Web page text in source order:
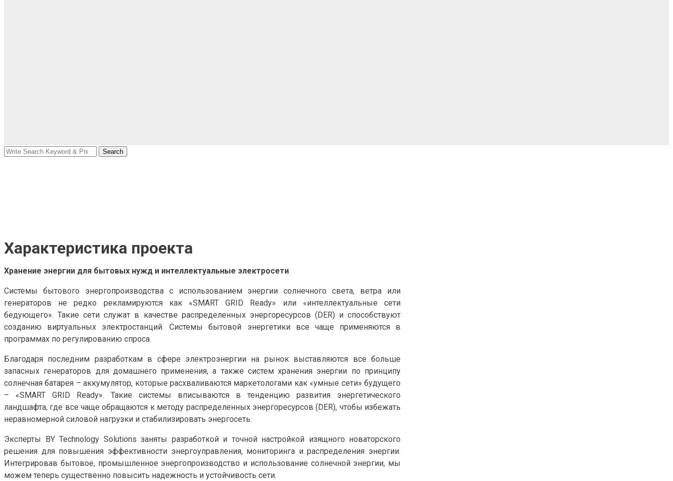
Search
Search
Характеристика проекта
Хранение энергии для бытовых нужд и интеллектуальные электросети
Системы бытового энергопроизводства с использованием энергии солнечного света, ветра или
генераторов не редко рекламируются как «SMART GRID Ready» или «интеллектуальные сети
бедующего». Такие сети служат в качестве распределенных энергоресурсов (DER) и способствуют
созданию виртуальных электростанций. Системы бытовой энергетики все чаще применяются в
программах по регулированию спроса.
Благодаря последним разработкам в сфере электроэнергии на рынок выставляются все больше
запасных генераторов для домашнего применения, а также систем хранения энергии по принципу
солнечная батарея – аккумулятор, которые расхваливаются маркетологами как «умные сети» будущего
– «SMART GRID Ready». Такие системы вписываются в тенденцию развития энергетического
ландшафта, где все чаще обращаются к методу распределенных энергоресурсов (DER), чтобы избежать
неравномерной силовой нагрузки и стабилизировать энергосеть.
Эксперты BY Technology Solutions заняты разработкой и точной настройкой изящного новаторского
решения для повышения эффективности энергоуправления, мониторинга и распределения энергии.
Интегрировав бытовое, промышленное энергопроизводство и использование солнечной энергии, мы
можем теперь существенно повысить надежность и устойчивость сети.